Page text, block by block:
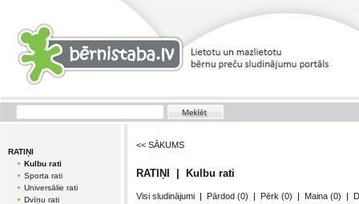
RATIŅI
Kulbu rati
Sporta rati
Universālie rati
Dvīņu rati
<< SĀKUMS
RATIŅI | Kulbu rati
Visi sludinājumi | Pārdod (0) | Pērk (0) | Maina (0) |